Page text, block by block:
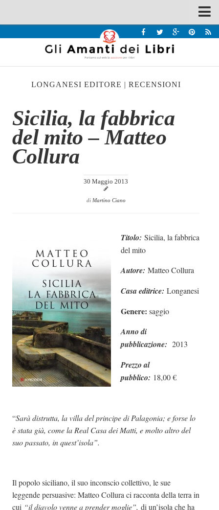
Recensioni
Interviste & Incontri
Bandi
Chi siamo
Contatti
Eventi
Rassegna Stampa
Archivio
Autori
Generi
Case editrici
Partnership
Giallo Stresa
Premio Chiara
Tabù Festival 2014
Salone di Torino
Marketing
LONGANESI EDITORE | RECENSIONI
Sicilia, la fabbrica
del mito – Matteo
Collura
30 Maggio 2013
di Martino Ciano
Titolo: Sicilia, la fabbrica
del mito
Autore: Matteo Collura
Casa editrice: Longanesi
Genere: saggio
Anno di
pubblicazione: 2013
Prezzo al
pubblico: 18,00 €
“Sarà distrutta, la villa del principe di Palagonia; e forse lo
è stata già, come la Real Casa dei Matti, e molto altro del
suo passato, in quest’isola”.
Il popolo siciliano, il suo inconscio collettivo, le sue
leggende persuasive: Matteo Collura ci racconta della terra in
cui “il diavolo venne a prender moglie”, di un’isola che ha